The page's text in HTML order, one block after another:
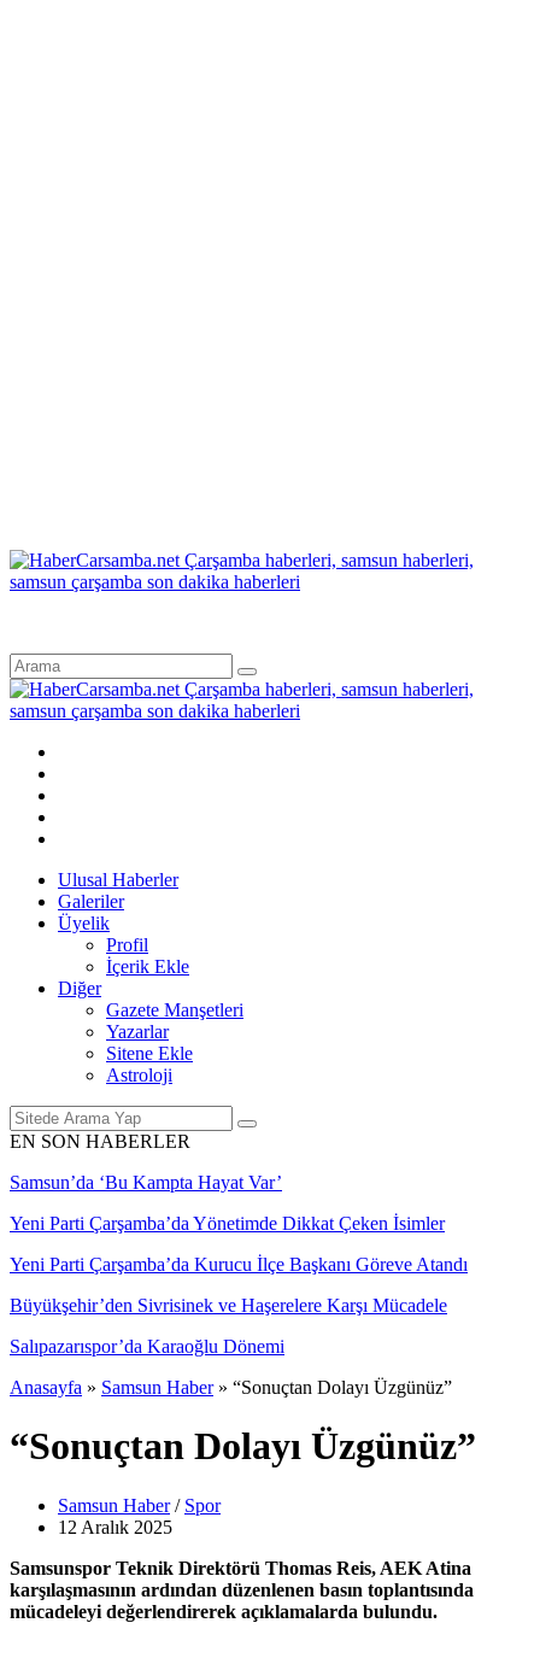
Ulusal Haberler
Galeriler
Üyelik
Profil
İçerik Ekle
Diğer
Gazete Manşetleri
Yazarlar
Sitene Ekle
Astroloji
EN SON HABERLER
Samsun’da ‘Bu Kampta Hayat Var’
Yeni Parti Çarşamba’da Yönetimde Dikkat Çeken İsimler
Yeni Parti Çarşamba’da Kurucu İlçe Başkanı Göreve Atandı
Büyükşehir’den Sivrisinek ve Haşerelere Karşı Mücadele
Salıpazarıspor’da Karaoğlu Dönemi
Anasayfa » Samsun Haber » “Sonuçtan Dolayı Üzgünüz”
“Sonuçtan Dolayı Üzgünüz”
Samsun Haber/ Spor
12 Aralık 2025
Samsunspor Teknik Direktörü Thomas Reis, AEK Atina
karşılaşmasının ardından düzenlenen basın toplantısında
mücadeleyi değerlendirerek açıklamalarda bulundu.